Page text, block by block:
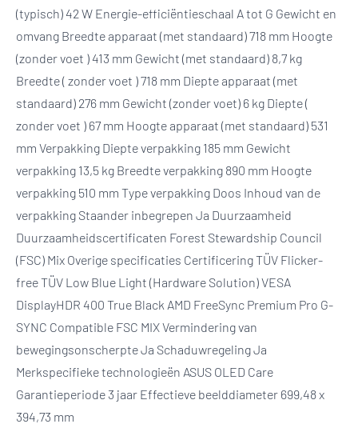
(typisch) 42 W Energie-efficiëntieschaal A tot G Gewicht en
omvang Breedte apparaat (met standaard) 718 mm Hoogte
(zonder voet ) 413 mm Gewicht (met standaard) 8,7 kg
Breedte ( zonder voet ) 718 mm Diepte apparaat (met
standaard) 276 mm Gewicht (zonder voet) 6 kg Diepte (
zonder voet ) 67 mm Hoogte apparaat (met standaard) 531
mm Verpakking Diepte verpakking 185 mm Gewicht
verpakking 13,5 kg Breedte verpakking 890 mm Hoogte
verpakking 510 mm Type verpakking Doos Inhoud van de
verpakking Staander inbegrepen Ja Duurzaamheid
Duurzaamheidscertificaten Forest Stewardship Council
(FSC) Mix Overige specificaties Certificering TÜV Flicker-
free TÜV Low Blue Light (Hardware Solution) VESA
DisplayHDR 400 True Black AMD FreeSync Premium Pro G-
SYNC Compatible FSC MIX Vermindering van
bewegingsonscherpte Ja Schaduwregeling Ja
Merkspecifieke technologieën ASUS OLED Care
Garantieperiode 3 jaar Effectieve beelddiameter 699,48 x
394,73 mm